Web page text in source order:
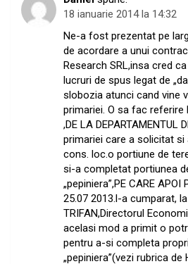
18 ianuarie 2014 la 14:32
Ne-a fost prezentat pe
de acordare a unui
Research SRL,insa cred
lucruri de spus legat de
slobozia atunci cand vine
primariei. O sa fac referire
,DE LA DEPARTAMENTUL
primariei care a solicitat si
cons. loc.o portiune de
si-a completat portiunea
„pepiniera”,PE CARE APOI
25.07 2013.l-a cumparat,
TRIFAN,Directorul
acelasi mod a primit o
pentru a-si completa
„pepiniera”(vezi rubrica de